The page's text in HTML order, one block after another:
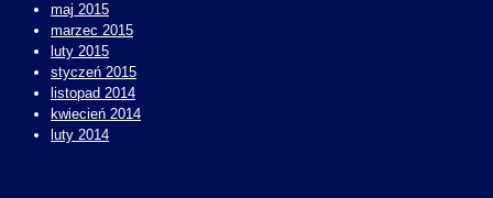
maj 2015
marzec 2015
luty 2015
styczeń 2015
listopad 2014
kwiecień 2014
luty 2014